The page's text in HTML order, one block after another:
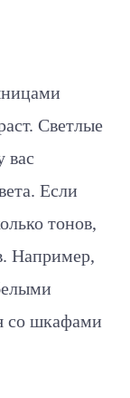
Светлые
вас
Если
тонов,
Например,
со шкафами